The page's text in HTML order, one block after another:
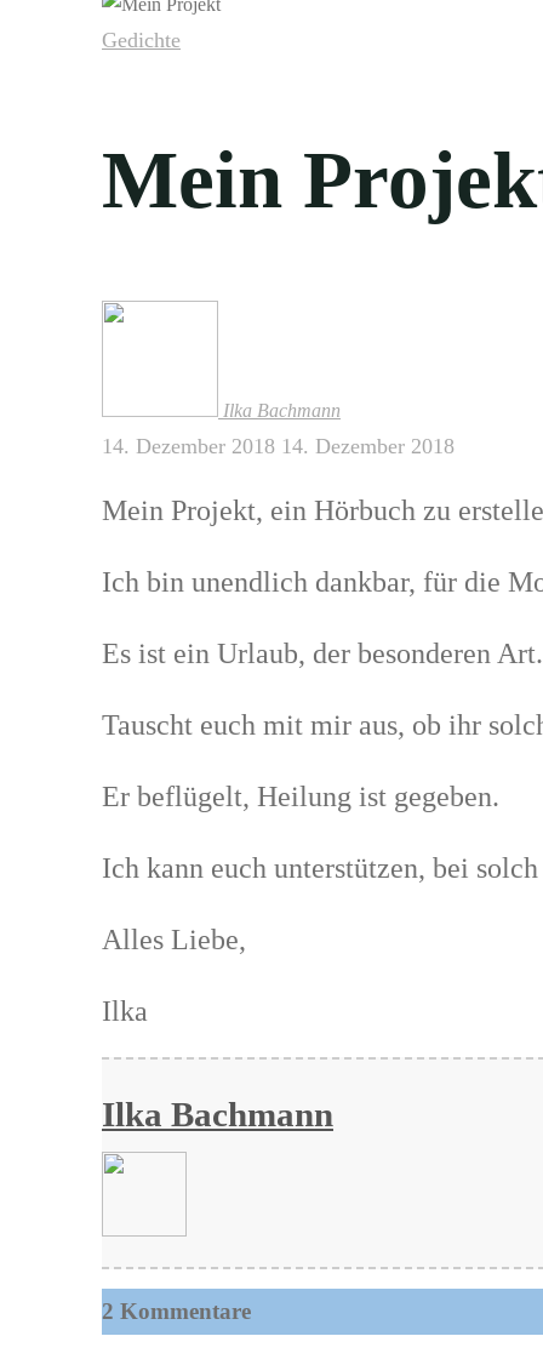
Gedichte
Mein
Ilka Bachmann
14. Dezember 2018 14. Dezember 2018
Mein Projekt, ein Hörbuch zu
Ich bin unendlich dankbar, für die
Es ist ein Urlaub, der besonderen Art.
Tauscht euch mit mir aus, ob ihr
Er beflügelt, Heilung ist gegeben.
Ich kann euch unterstützen, bei
Alles Liebe,
Ilka
Ilka Bachmann
2 Kommentare